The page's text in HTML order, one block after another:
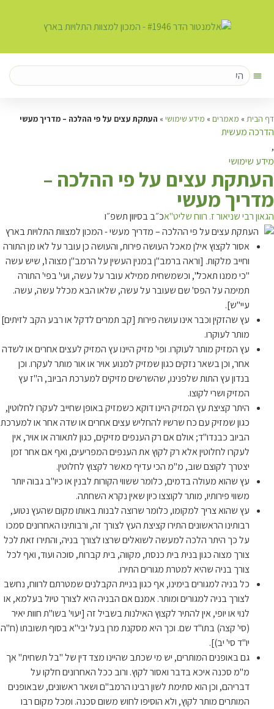
דף הבית » מאמרים » מידע שימושי » העתקת עצים על פי ההלכה – מדריך מעשי
הדרכה מעשית
,
מידע שימושי
העתקת עצים על פי ההלכה –
מדריך מעשי
הגאון רבי שניאור ז. רווח שליט"אכ״ב בסיוון תשפ״ו
אסור לקצוץ אילן מאכל העושה פירות, והעושה כן עובר על לאו מן התורה
וחייב מלקות. [וראה ברמב"ן במנין העשין על הרמב"ן מצוה ו', שיש עשה
"כי ממנו תאכל", וכשמשחית ממילא עובר על עשה, ועי' בפי' התורה
תמימה על הפס' שם שעובר על עשה, שלאו הבא מכלל עשה, עשה.
עיי"ש].
עץ שהזקין וכבר אינו עושה פירות [קב תמרים לדקל או רבע הקב לזיתים]
מותר לעוקרו.
עץ המזיק מותר לעוקרו. ופי' מזיק היינו עץ המזיק לעצים אחרים או לשדה
אחר, וכן בשאר נזקים כגון שמזיק למנוע אויר או אור מותר לעקרו. וכן
בנדון עץ התות שלפנינו, שהשרשים מזיקים למערכת הביוב, ה"ז עץ
המזיק ושרי לקוצו.
היתר קציצת עץ המזיק היינו דוקא כשמזיק באופן שחייב לעקרו לחלוטין,
כגון שמזיק עם כח שרשיו להחליש עצים אחרים או שדה אחר או למערכת
הביוב כבנדו"ד; אולם אם רק הענפים מזיקים, כגון לתאורה או אויר, אין
לעקרו לחלוטין אלא רק לקוץ את הענפים המפריעים, ואף אם אחר זמן
יצטרך לקוצם שוב, מ"מ הכי עדיף מאשר לקצוץ לחלוטין.
עץ שהוא מעולה בדמים, כלומר ששווי הקורות לבנין או כיו"ב גבוה יותר
משווי פירותיו, מותר לקוצצו כיון שאין נקרא השחתה.
עץ שהוא צריך למקומו, כלומר שרוצה לבנות באותו מקום שהעץ נטוע,
רבותינו הראשונים התירו קציצת העץ לצורך זה, ורבותינו האחרונים סמכו
על כך היתר הלכה למעשה לשואלים שרצו לצורך בניה, והתירו זאת לכל
צורך מצוה כגון בנית בית כנסת, מקווה, בית קברות, סוכה ועוד, ואף לכל
צורך בניה שהיא למטרת מגורים התירו.
כל בניה למגורים בימינו, אף כגון בניית הקבלנים שמטרתם לרווח, נחשב
לצורך בניה למגורים ומותר. אמנם אם הבניה היא לצורך טיול בעלמא, או
לנוי או יופי, אין להתיר לקצוץ האילנות בשביל זה [יעוי' בשו"ת חוות יאיר
(סי' קצה) בתו"ד שם. וכך היא מסקנת מרן בעל יבי"א בסוף תשובתו (ח"ה
יו"ד סי' יב)].
גם באופנים המותרים, יש מי שכתב שהיינו מצד דין של "בל תשחית" אך
מ"מ סכנה איכא בדבר ואסור לקוץ. ורוב ככל האחרונים חלקו על
דבריהם, וכן הוא סתימת לשון רבינו הרמב"ם ושאר ראשונים, שבאופנים
המותרים מותר לקוץ, ולא הוסיפו לחוש משום סכנה. ומכל מקום רבו